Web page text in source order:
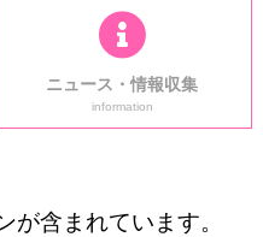
ニュース・情報収集
information
が含まれています。